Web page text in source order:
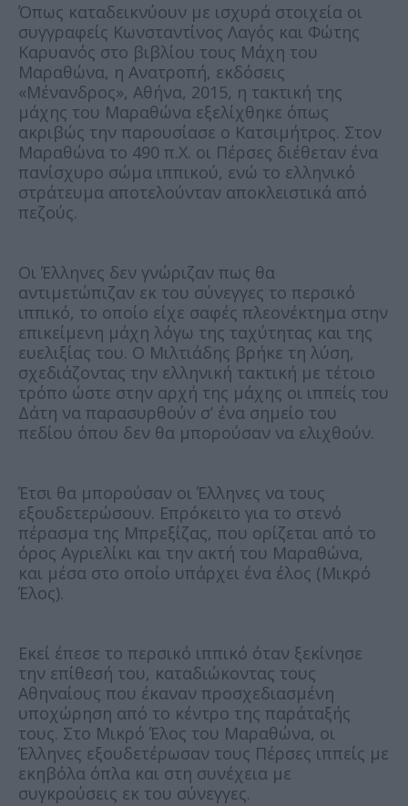
Όπως καταδεικνύουν με ισχυρά στοιχεία οι
συγγραφείς Κωνσταντίνος Λαγός και Φώτης
Καρυανός στο βιβλίου τους Μάχη του
Μαραθώνα, η Ανατροπή, εκδόσεις
«Μένανδρος», Αθήνα, 2015, η τακτική της
μάχης του Μαραθώνα εξελίχθηκε όπως
ακριβώς την παρουσίασε ο Κατσιμήτρος. Στον
Μαραθώνα το 490 π.Χ. οι Πέρσες διέθεταν ένα
πανίσχυρο σώμα ιππικού, ενώ το ελληνικό
στράτευμα αποτελούνταν αποκλειστικά από
πεζούς.
Οι Έλληνες δεν γνώριζαν πως θα
αντιμετώπιζαν εκ του σύνεγγες το περσικό
ιππικό, το οποίο είχε σαφές πλεονέκτημα στην
επικείμενη μάχη λόγω της ταχύτητας και της
ευελιξίας του. Ο Μιλτιάδης βρήκε τη λύση,
σχεδιάζοντας την ελληνική τακτική με τέτοιο
τρόπο ώστε στην αρχή της μάχης οι ιππείς του
Δάτη να παρασυρθούν σ’ ένα σημείο του
πεδίου όπου δεν θα μπορούσαν να ελιχθούν.
Έτσι θα μπορούσαν οι Έλληνες να τους
εξουδετερώσουν. Επρόκειτο για το στενό
πέρασμα της Μπρεξίζας, που ορίζεται από το
όρος Αγριελίκι και την ακτή του Μαραθώνα,
και μέσα στο οποίο υπάρχει ένα έλος (Μικρό
Έλος).
Εκεί έπεσε το περσικό ιππικό όταν ξεκίνησε
την επίθεσή του, καταδιώκοντας τους
Αθηναίους που έκαναν προσχεδιασμένη
υποχώρηση από το κέντρο της παράταξής
τους. Στο Μικρό Έλος του Μαραθώνα, οι
Έλληνες εξουδετέρωσαν τους Πέρσες ιππείς με
εκηβόλα όπλα και στη συνέχεια με
συγκρούσεις εκ του σύνεγγες.